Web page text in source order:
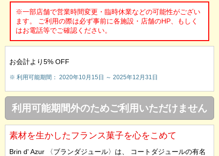
※一部店舗で営業時間変更・臨時休業などの可能性がござい
ます。 ご利用の際は必ず事前に各施設・店舗のHP、もしく
はお電話等でご確認ください。
お会計より5% OFF
※ 利用可能期間： 2020年10月15日 ～ 2025年12月31日
利用可能期間外のためご利用いただけません
素材を生かしたフランス菓子を心をこめて
Brin d' Azur 〈ブランダジュール〉は、 コートダジュールの有名